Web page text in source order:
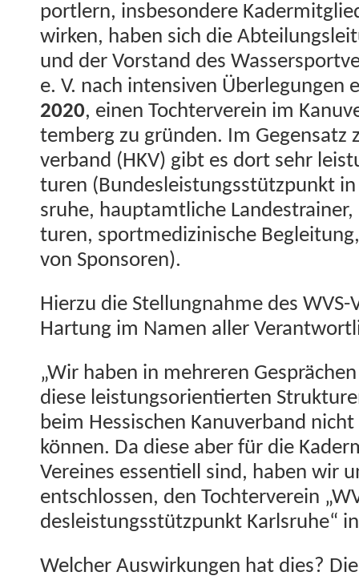
portlern, ins­beson­dere
wirken, haben sich die
und der Vor­stand des
e. V. nach inten­siv­en Über­legun­gen
2020, einen Tochter­vere­in im
tem­berg zu grün­den. Im Gegen­satz
ver­band (HKV) gibt es dort sehr
turen (Bun­desleis­tungsstützpunkt
sruhe, haup­tamtliche
turen, sportmedi­zinis­che
von Sponsoren).
Hierzu die Stel­lung­nahme des WVS-
Har­tung im Namen aller
„Wir haben in mehreren
diese leis­tung­sori­en­tierten
beim Hes­sis­chen Kanu­ver­band
kön­nen. Da diese aber für die
Vere­ines essen­tiell sind, haben wir
entschlossen, den Tochter­vere­in
desleis­tungsstützpunkt Karl­sruhe“
Welch­er Auswirkun­gen hat dies?